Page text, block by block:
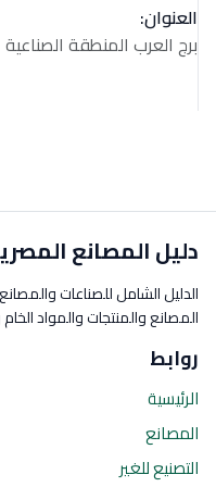
العنوان:
برج العرب المنطقة الصناعية
دليل المصانع
الدليل الشامل للصناعات
المصانع والمنتجات والمواد
روابط
الرئيسية
المصانع
التصنيع للغير